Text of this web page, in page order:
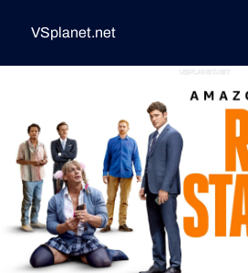
VSplanet.net